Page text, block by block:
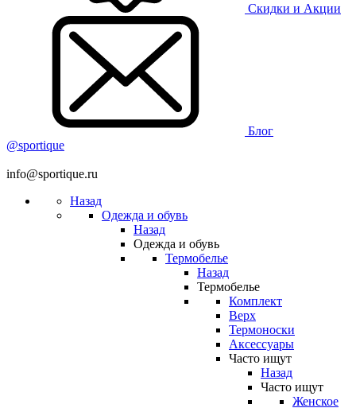
Скидки и Акции
Блог
@sportique
info@sportique.ru
Назад
Одежда и обувь
Назад
Одежда и обувь
Термобелье
Назад
Термобелье
Комплект
Верх
Термоноски
Аксессуары
Часто ищут
Назад
Часто ищут
Женское